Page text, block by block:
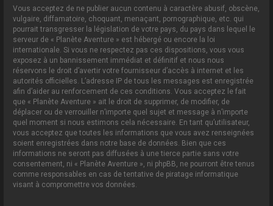
Vous acceptez de ne publier aucun contenu à caractère abusif, obscène,
vulgaire, diffamatoire, choquant, menaçant, pornographique, etc. qui
pourrait transgresser la législation de votre pays, du pays dans lequel le
serveur de « Planète Aventure » est hébergé ou encore la loi
internationale. Si vous ne respectez pas ces dispositions, vous vous
exposez à un bannissement immédiat et définitif et nous nous
réservons le droit d’avertir votre fournisseur d’accès à internet et les
autorités officielles. L’adresse IP de tous les messages est enregistrée
afin d’aider au renforcement de ces conditions. Vous acceptez le fait
que « Planète Aventure » ait le droit de supprimer, de modifier, de
déplacer ou de verrouiller n’importe quel sujet et message à n’importe
quel moment si nous estimons cela nécessaire. En tant qu’utilisateur,
vous acceptez que toutes les informations que vous avez renseignées
soient enregistrées dans notre base de données. Bien que ces
informations ne seront pas diffusées à une tierce partie sans votre
consentement, ni « Planète Aventure », ni phpBB, ne pourront être tenus
comme responsables en cas de tentative de piratage informatique
visant à compromettre vos données.